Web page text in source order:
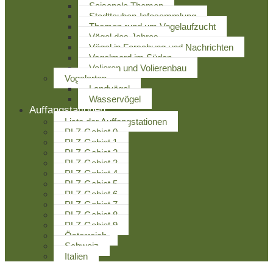
Saisonale Themen
Stadttauben-Infosammlung
Themen rund um Vogelaufzucht
Vögel des Jahres
Vögel in Forschung und Nachrichten
Vogelmord im Süden
Volieren und Volierenbau
Vogelarten
Landvögel
Wasservögel
Auffangstationen
Liste der Auffangstationen
PLZ-Gebiet 0
PLZ-Gebiet 1
PLZ-Gebiet 2
PLZ-Gebiet 3
PLZ-Gebiet 4
PLZ-Gebiet 5
PLZ-Gebiet 6
PLZ-Gebiet 7
PLZ-Gebiet 8
PLZ-Gebiet 9
Österreich
Schweiz
Italien